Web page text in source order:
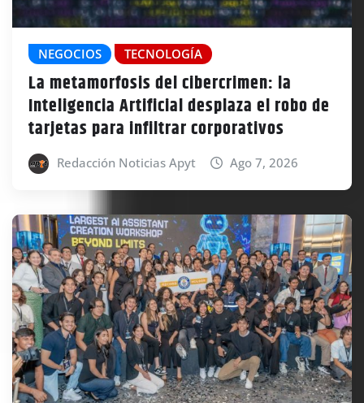
NEGOCIOS TECNOLOGÍA
La metamorfosis del cibercrimen: la
Inteligencia Artificial desplaza el robo de
tarjetas para infiltrar corporativos
Redacción Noticias Apyt Ago 7, 2026